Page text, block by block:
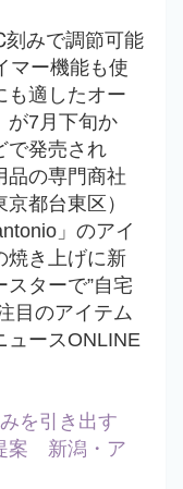
みで調節可能
マー機能も使
も適したオー
が7月下旬か
で発売され
品の専門商社
都台東区）
」のアイ
焼き上げに新
ターで”自宅
目のアイテム
ュースONLINE
を引き出す
案 新潟・ア